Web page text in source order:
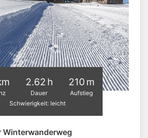
2.62 h
Dauer
210 m
Aufstieg
Schwierigkeit: leicht
Winterwanderweg